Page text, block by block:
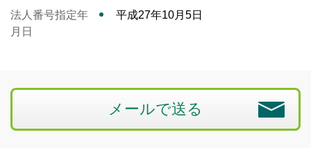
法人番号指定年
月日
平成27年10月5日
メールで送る